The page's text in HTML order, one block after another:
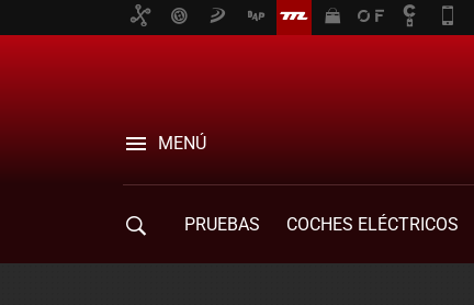
MENÚ
PRUEBAS COCHES ELÉCTRICOS